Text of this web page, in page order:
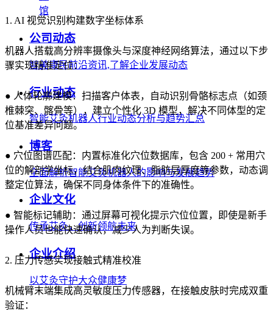
公司动态
智美康民前沿资讯,了解企业发展动态
行业动态
智能艾灸机器人行业动态分析与趋势汇总
博客
全面解析智能艾灸机器人的影响与发展趋势
企业文化
传承艾灸，创新领航未来
企业介绍
以艾灸守护大众健康梦
1. AI 视觉识别构建数字坐标体系
机器人搭载高分辨率摄像头与深度神经网络算法，通过以下步
骤实现精准定位：
● 人体轮廓建模：扫描客户体表，自动识别骨骼标志点（如颈
椎棘突、髂骨等），建立个性化 3D 模型，解决不同体型的定
位基准差异问题。
● 穴位图谱匹配：内置标准化穴位数据库，包含 200 + 常用穴
位的解剖学坐标，结合肌肉纹理、脂肪层厚度等参数，动态调
整定位算法，确保不同身体条件下的准确性。
● 智能标记辅助：通过屏幕可视化提示穴位位置，即使是新手
操作人员也能快速确认，减少人为判断失误。
2. 压力传感实现接触式精准校准
机械臂末端集成高灵敏度压力传感器，在接触皮肤时完成双重
验证：